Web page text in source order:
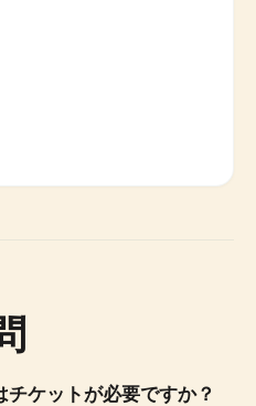
ケットが必要ですか？